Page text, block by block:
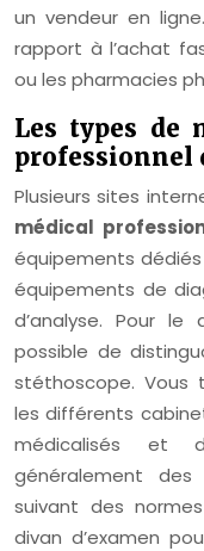
un vendeur en
rapport à l’achat
ou les pharmacies
Les types de
professionnel
Plusieurs sites
médical
équipements
équipements de
d’analyse. Pour
possible de
stéthoscope. Vous
les différents
médicalisés et
généralement
suivant des
divan d’examen